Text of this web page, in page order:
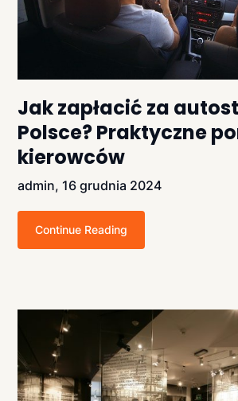
Jak zapłacić za
Polsce? Praktyczne
kierowców
admin, 16 grudnia 2024
Continue Reading